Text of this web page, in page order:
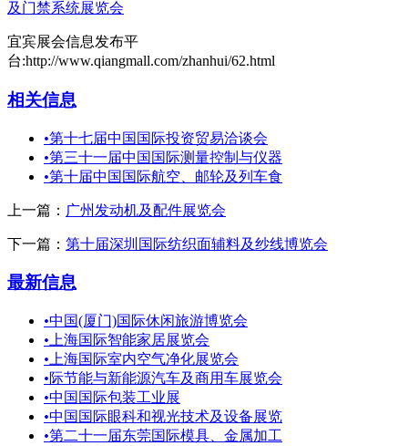
及门禁系统展览会
宜宾展会信息发布平
台:http://www.qiangmall.com/zhanhui/62.html
相关信息
•第十七届中国国际投资贸易洽谈会
•第三十一届中国国际测量控制与仪器
•第十届中国国际航空、邮轮及列车食
上一篇： 广州发动机及配件展览会
下一篇： 第十届深圳国际纺织面辅料及纱线博览会
最新信息
•中国(厦门)国际休闲旅游博览会
• 上海国际智能家居展览会
• 上海国际室内空气净化展览会
•际节能与新能源汽车及商用车展览会
•中国国际包装工业展
•中国国际眼科和视光技术及设备展览
•第二十一届东莞国际模具、金属加工